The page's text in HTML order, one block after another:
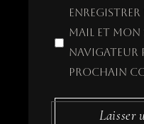
Enregistrer
mail et mon
navigateur
prochain
Laisser